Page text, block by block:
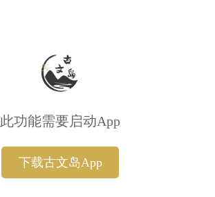
此功能需要启动App
下载古文岛App